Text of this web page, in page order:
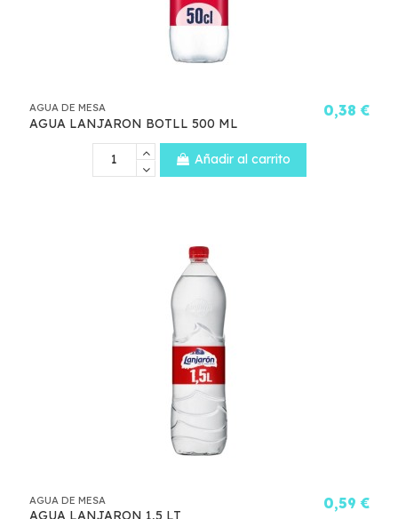
AGUA DE MESA
AGUA LANJARON BOTLL 500 ML
0,38 €
Añadir al carrito
AGUA DE MESA 0,59 €